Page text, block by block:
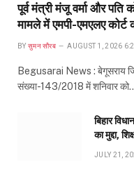
पूर्व मंत्री मंजू वर्मा और
मामले में एमपी-एमएलए
BY सुमन सौरब AUGUST 1, 2026
Begusarai News : बेगूसराय
संख्या-143/2018 में शनिवार
बिहार
का मुद्दा,
JULY 21,